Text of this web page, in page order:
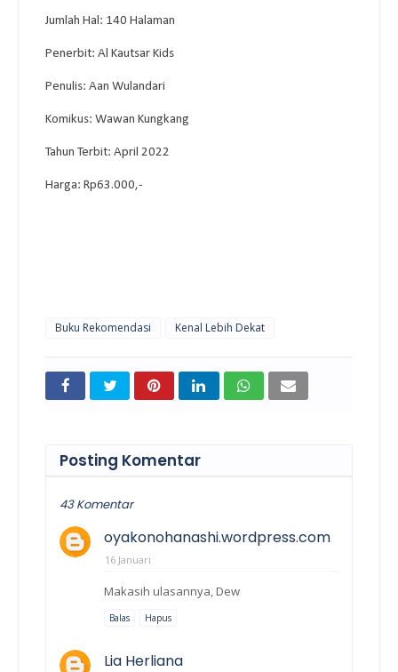
Jumlah Hal: 140 Halaman
Penerbit: Al Kautsar Kids
Penulis: Aan Wulandari
Komikus: Wawan Kungkang
Tahun Terbit: April 2022
Harga: Rp63.000,-
Buku Rekomendasi Kenal Lebih Dekat
Posting Komentar
43 Komentar
oyakonohanashi.wordpress.com
16 Januari
Makasih ulasannya, Dew
Balas Hapus
Lia Herliana